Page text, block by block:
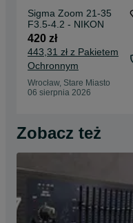
Sigma Zoom 21-35
F3.5-4.2 - NIKON
420 zł
443,31 zł z Pakietem
Ochronnym
Wrocław, Stare Miasto
06 sierpnia 2026
Zobacz też